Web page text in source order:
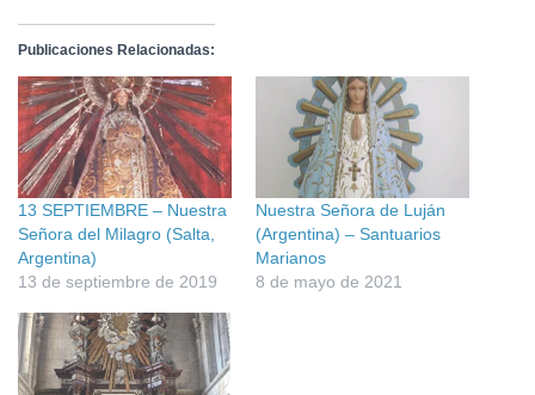
Publicaciones Relacionadas:
13 SEPTIEMBRE – Nuestra
Señora del Milagro (Salta,
Argentina)
13 de septiembre de 2019
Nuestra Señora de Luján
(Argentina) – Santuarios
Marianos
8 de mayo de 2021